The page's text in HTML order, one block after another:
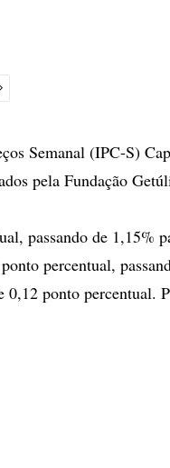
Semanal (IPC-S)
pela Fundação
passando de 1,15%
percentual,
0,12 ponto percentual.